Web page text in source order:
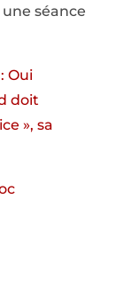
séance
Oui
doit
», sa